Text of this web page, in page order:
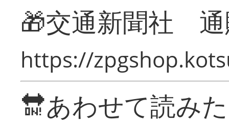
🎁交通新聞社
https://
🔛あわせて読み